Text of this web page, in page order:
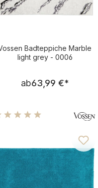
Badteppiche Marble
light grey - 0006
Regulärer
ab63,99 €*